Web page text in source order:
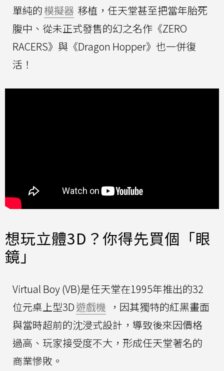
單純的模擬器 移植，任天堂甚至把當年胎死
腹中、從未正式發售的幻之名作《ZERO
RACERS》與《Dragon Hopper》也一併復
活！
想玩立體3D？你得先買個「眼
鏡」
Virtual Boy (VB)是任天堂在1995年推出的32
位元桌上型3D遊戲機 ，因其獨特的紅黑畫面
與當時超前的沈浸式設計，導致後來因價格
過高、玩家接受度不大，形成任天堂著名的
商業慘敗。